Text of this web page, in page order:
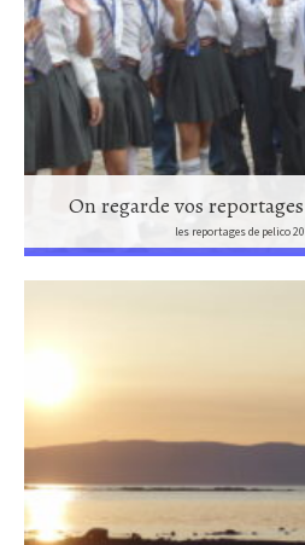
On regarde vos
les reportages de pelico